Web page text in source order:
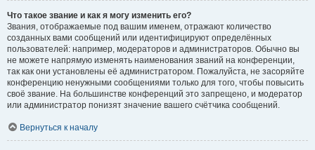
Что такое звание и как я могу изменить его?
Звания, отображаемые под вашим именем, отражают количество
созданных вами сообщений или идентифицируют определённых
пользователей: например, модераторов и администраторов. Обычно вы
не можете напрямую изменять наименования званий на конференции,
так как они установлены её администратором. Пожалуйста, не засоряйте
конференцию ненужными сообщениями только для того, чтобы повысить
своё звание. На большинстве конференций это запрещено, и модератор
или администратор понизят значение вашего счётчика сообщений.
Вернуться к началу